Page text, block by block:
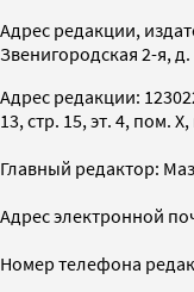
Адрес редакции,
Звенигородская 2-я, д.
Адрес редакции:
13, стр. 15, эт. 4, пом.
Главный редактор:
Адрес электронной
Номер телефона